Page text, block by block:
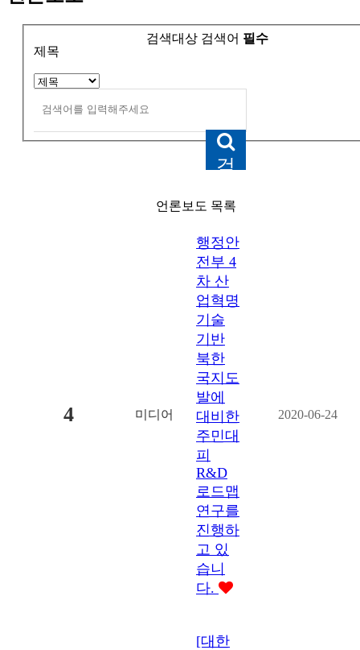
검색대상
제목
검색어 필수
검
언론보도 목록
4 미디어
행정안
전부 4
차 산
업혁명
기술
기반
북한
국지도
발에
대비한
주민대
피
R&D
로드맵
연구를
진행하
고 있
습니
다.
2020-06-24
[대한